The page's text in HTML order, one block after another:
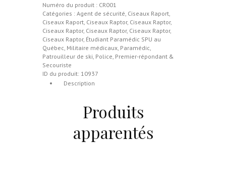
Numéro du produit : CR001
Catégories : Agent de sécurité Ciseaux Raport
Ciseaux Raport Ciseaux Raptor, Ciseaux Raptor,
Ciseaux Raptor, Ciseaux Raptor, Ciseaux Raptor,
Ciseaux Raptor, Étudiant Paramédic SPU au
Québec Militaire médicaux Paramédic
Patrouilleur de ski Police Premier-répondant &
Secouriste
ID du produit: 10937
Description
Produits
apparentés